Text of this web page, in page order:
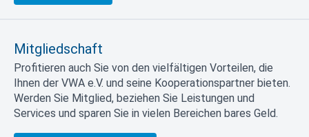
Mitgliedschaft
Profitieren auch Sie von den vielfältigen Vorteilen, die
Ihnen der VWA e.V. und seine Kooperationspartner bieten.
Werden Sie Mitglied, beziehen Sie Leistungen und
Services und sparen Sie in vielen Bereichen bares Geld.